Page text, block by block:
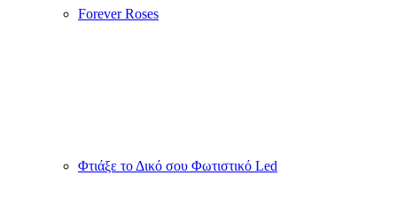
Forever Roses
Φτιάξε το Δικό σου Φωτιστικό Led